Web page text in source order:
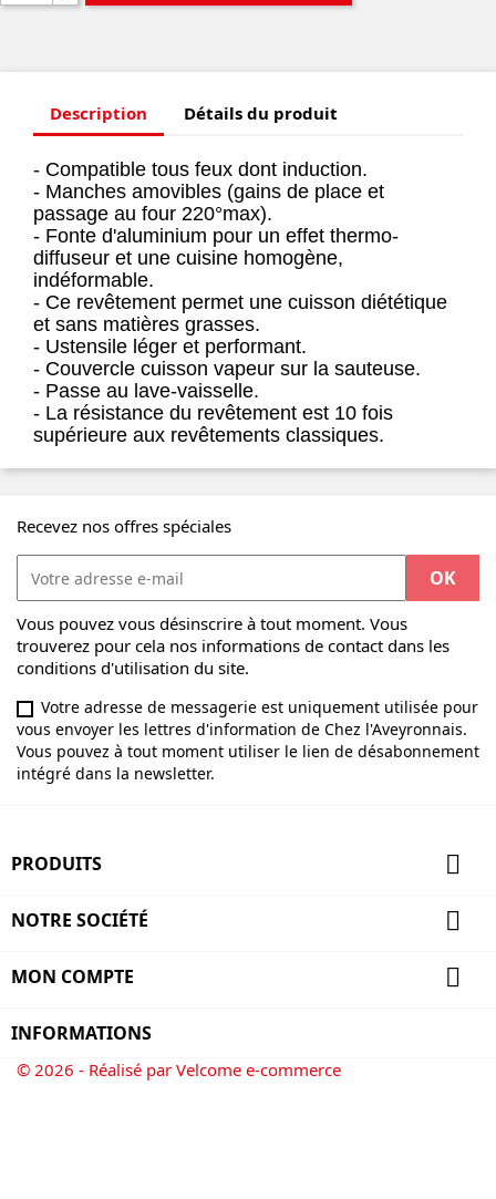
Description Détails du produit
- Compatible tous feux dont induction.
- Manches amovibles (gains de place et
passage au four 220°max).
- Fonte d'aluminium pour un effet thermo-
diffuseur et une cuisine homogène,
indéformable.
- Ce revêtement permet une cuisson diététique
et sans matières grasses.
- Ustensile léger et performant.
- Couvercle cuisson vapeur sur la sauteuse.
- Passe au lave-vaisselle.
- La résistance du revêtement est 10 fois
supérieure aux revêtements classiques.
Recevez nos offres spéciales
Vous pouvez vous désinscrire à tout moment. Vous
trouverez pour cela nos informations de contact dans les
conditions d'utilisation du site.
Votre adresse de messagerie est uniquement utilisée pour
vous envoyer les lettres d'information de Chez l'Aveyronnais.
Vous pouvez à tout moment utiliser le lien de désabonnement
intégré dans la newsletter.
PRODUITS 
NOTRE SOCIÉTÉ 
MON COMPTE 
INFORMATIONS
© 2026 - Réalisé par Velcome e-commerce